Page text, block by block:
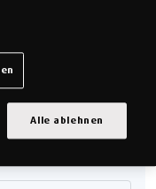
€
Alle ablehnen